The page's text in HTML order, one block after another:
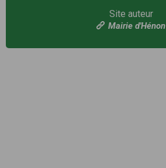
Site auteur
Mairie d'Hénon